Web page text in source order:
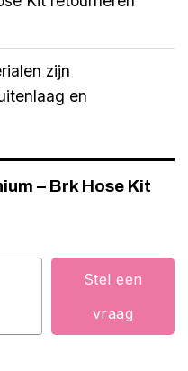
zijn
en
– Brk Hose Kit
Stel een
vraag